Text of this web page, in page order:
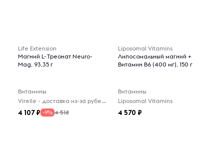
Life Extension
Магний L-Треонат Neuro-
Mag, 93,35 г
Витамины
Virelle - доставка из-за рубежа
4 107 -9% 4 518
Liposomal Vitamins
Липосомальный магний +
Витамин В6 (400 мг), 150 г
Витамины
Liposomal Vitamins
4 570